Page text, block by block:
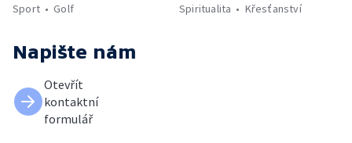
Sport
Golf
Spiritualita
Křesťanství
Napište nám
Otevřít
kontaktní
formulář